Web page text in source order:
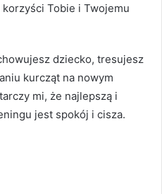
Tobie i Twojemu
dziecko, tresujesz
kurcząt na nowym
mi, że najlepszą i
jest spokój i cisza.